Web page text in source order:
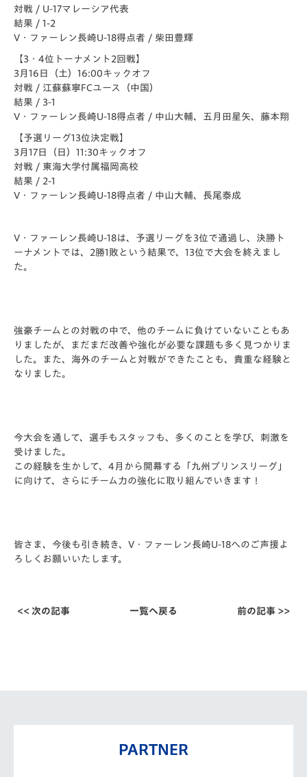
対戦 / U-17マレーシア代表
結果 / 1-2
V・ファーレン長崎U-18得点者 / 柴田豊輝
【3・4位トーナメント2回戦】
3月16日（土）16:00キックオフ
対戦 / 江蘇蘇寧FCユース（中国）
結果 / 3-1
V・ファーレン長崎U-18得点者 / 中山大輔、五月田星矢、藤本翔
【予選リーグ13位決定戦】
3月17日（日）11:30キックオフ
対戦 / 東海大学付属福岡高校
結果 / 2-1
V・ファーレン長崎U-18得点者 / 中山大輔、長尾泰成
V・ファーレン長崎U-18は、予選リーグを3位で通過し、決勝ト
ーナメントでは、2勝1敗という結果で、13位で大会を終えまし
た。
強豪チームとの対戦の中で、他のチームに負けていないこともあ
りましたが、まだまだ改善や強化が必要な課題も多く見つかりま
した。また、海外のチームと対戦ができたことも、貴重な経験と
なりました。
今大会を通して、選手もスタッフも、多くのことを学び、刺激を
受けました。
この経験を生かして、4月から開幕する「九州プリンスリーグ」
に向けて、さらにチーム力の強化に取り組んでいきます！
皆さま、今後も引き続き、V・ファーレン長崎U-18へのご声援よ
ろしくお願いいたします。
<< 次の記事 一覧へ戻る 前の記事 >>
PARTNER